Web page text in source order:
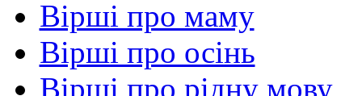
Вірші про маму
Вірші про осінь
Вірші про рідну мову